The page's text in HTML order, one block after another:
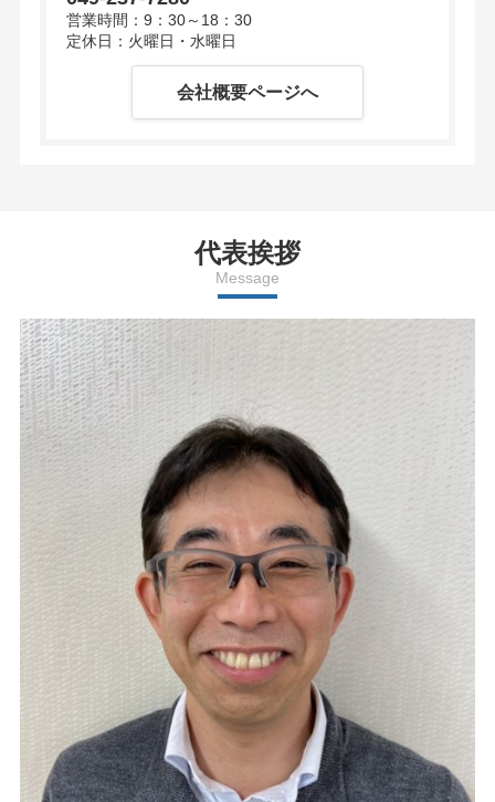
営業時間：9：30～18：30
定休日：火曜日・水曜日
会社概要ページへ
代表挨拶
Message